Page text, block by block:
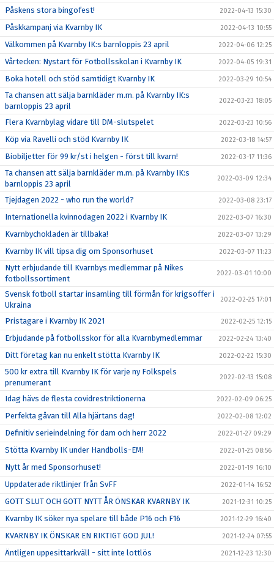
Påskens stora bingofest! 2022-04-13 15:30
Påskkampanj via Kvarnby IK 2022-04-13 10:55
Välkommen på Kvarnby IK:s barnloppis 23 april 2022-04-06 12:25
Vårtecken: Nystart för Fotbollsskolan i Kvarnby IK 2022-04-05 19:31
Boka hotell och stöd samtidigt Kvarnby IK 2022-03-29 10:54
Ta chansen att sälja barnkläder m.m. på Kvarnby IK:s
barnloppis 23 april
2022-03-23 18:05
Flera Kvarnbylag vidare till DM-slutspelet 2022-03-23 10:56
Köp via Ravelli och stöd Kvarnby IK 2022-03-18 14:57
Biobiljetter för 99 kr/st i helgen - först till kvarn! 2022-03-17 11:36
Ta chansen att sälja barnkläder m.m. på Kvarnby IK:s
barnloppis 23 april
2022-03-09 12:34
Tjejdagen 2022 - who run the world? 2022-03-08 23:17
Internationella kvinnodagen 2022 i Kvarnby IK 2022-03-07 16:30
Kvarnbychokladen är tillbaka! 2022-03-07 13:29
Kvarnby IK vill tipsa dig om Sponsorhuset 2022-03-07 11:23
Nytt erbjudande till Kvarnbys medlemmar på Nikes
fotbollssortiment
2022-03-01 10:00
Svensk fotboll startar insamling till förmån för krigsoffer i
Ukraina
2022-02-25 17:01
Pristagare i Kvarnby IK 2021 2022-02-25 12:15
Erbjudande på fotbollsskor för alla Kvarnbymedlemmar 2022-02-24 13:40
Ditt företag kan nu enkelt stötta Kvarnby IK 2022-02-22 15:30
500 kr extra till Kvarnby IK för varje ny Folkspels
prenumerant
2022-02-13 15:08
Idag hävs de flesta covidrestriktionerna 2022-02-09 06:25
Perfekta gåvan till Alla hjärtans dag! 2022-02-08 12:02
Definitiv serieindelning för dam och herr 2022 2022-01-27 09:29
Stötta Kvarnby IK under Handbolls-EM! 2022-01-25 08:56
Nytt år med Sponsorhuset! 2022-01-19 16:10
Uppdaterade riktlinjer från SvFF 2022-01-14 16:52
GOTT SLUT OCH GOTT NYTT ÅR ÖNSKAR KVARNBY IK 2021-12-31 10:25
Kvarnby IK söker nya spelare till både P16 och F16 2021-12-29 16:40
KVARNBY IK ÖNSKAR EN RIKTIGT GOD JUL! 2021-12-24 07:55
Äntligen uppesittarkväll - sitt inte lottlös 2021-12-23 12:30